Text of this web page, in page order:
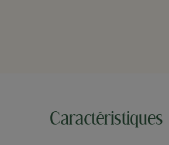
Caractéristiques